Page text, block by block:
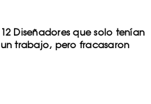
12 Diseñadores que solo tenían
un trabajo, pero fracasaron